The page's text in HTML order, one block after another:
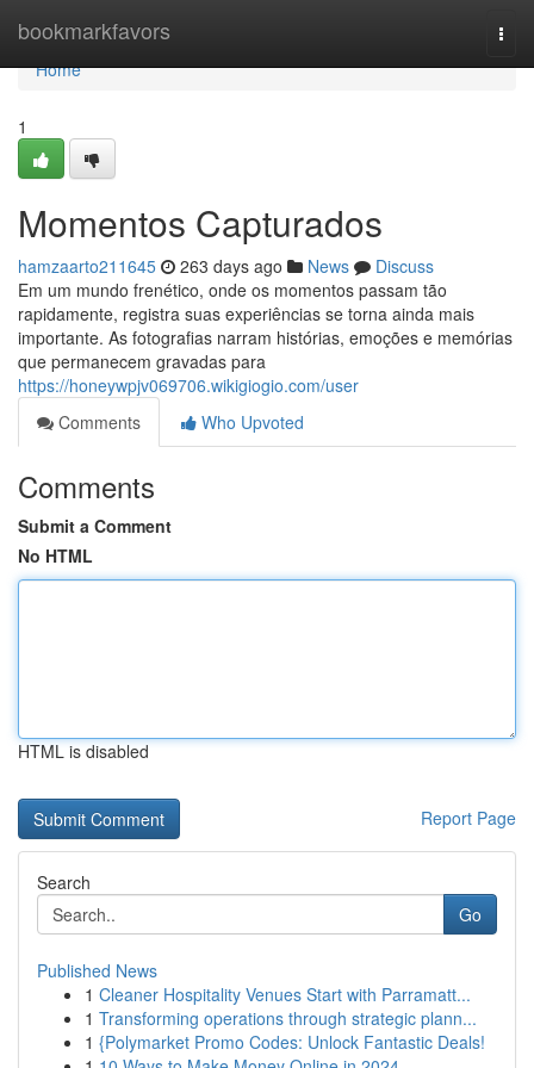
bookmarkfavors
Home
Home
1
Momentos Capturados
hamzaarto211645 263 days ago News
Discuss
Em um mundo frenético, onde os momentos passam tão
rapidamente, registra suas experiências se torna ainda mais
importante. As fotografias narram histórias, emoções e memórias
que permanecem gravadas para
https://honeywpjv069706.wikigiogio.com/user
Comments
Who Upvoted
Comments
Submit a Comment
No HTML
HTML is disabled
Report Page
Search
Go
Published News
1 Cleaner Hospitality Venues Start with Parramatt...
1 Transforming operations through strategic plann...
1 {Polymarket Promo Codes: Unlock Fantastic Deals!